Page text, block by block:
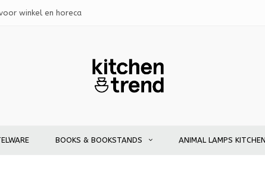
winkel en horeca
BOOKS & BOOKSTANDS ANIMAL LAMPS